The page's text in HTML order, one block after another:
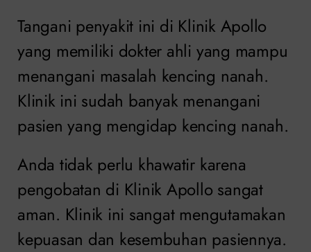
Tangani penyakit ini di Klinik Apollo
yang memiliki dokter ahli yang mampu
menangani masalah kencing nanah.
Klinik ini sudah banyak menangani
pasien yang mengidap kencing nanah.
Anda tidak perlu khawatir karena
pengobatan di Klinik Apollo sangat
aman. Klinik ini sangat mengutamakan
kepuasan dan kesembuhan pasiennya.